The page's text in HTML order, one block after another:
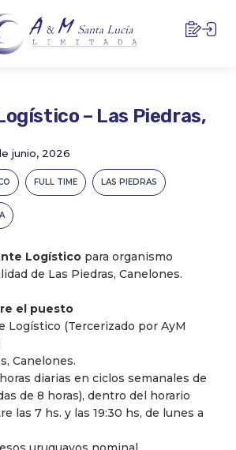
– Las Piedras,
junio, 2026
FULL TIME LAS PIEDRAS
Logístico para organismo
de Las Piedras, Canelones.
el puesto
Logístico (Tercerizado por AyM
Canelones.
diarias en ciclos semanales de
de 8 horas), dentro del horario
las 7 hs. y las 19:30 hs, de lunes a